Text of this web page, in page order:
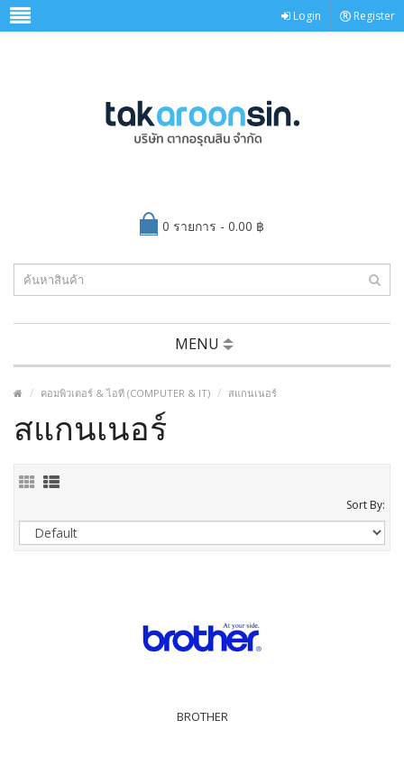
Login Register
0 รายการ - 0.00 ฿
MENU
คอมพิวเตอร์ & ไอที (COMPUTER & IT) สแกนเนอร์
สแกนเนอร์
Sort By:
BROTHER